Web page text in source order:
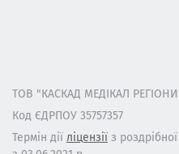
ТОВ "КАСКАД МЕДІКАЛ
Код ЄДРПОУ 35757357
Термін дії ліцензії з